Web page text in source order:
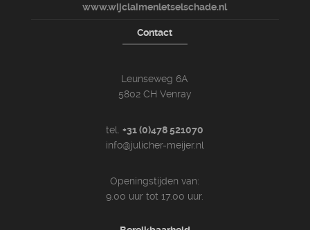
www.wijclaimenletselschade.nl
Contact
Leunseweg 6A
5802 CH Venray
tel.+31 (0)478 521070
info@julicher-meijer.nl
Openingstijden van:
9.00 uur tot 17.00 uur.